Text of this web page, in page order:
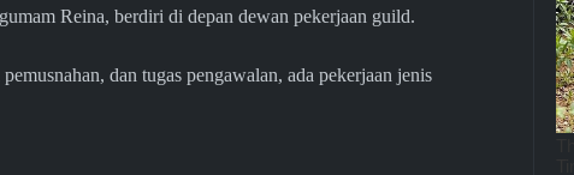
Reina, berdiri di depan dewan pekerjaan guild.
dan tugas pengawalan, ada pekerjaan jenis